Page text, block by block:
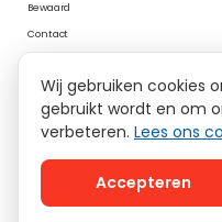
Bewaard
Contact
Reviews op Trustpilot
Wij gebruiken cookies
gebruikt wordt en om
verbeteren. Lees ons
Accepteren